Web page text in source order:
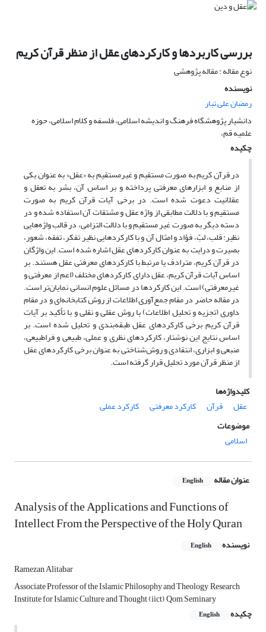
بررسی کاربردها و کارکردهای عقل از منظر قرآن کریم
نوع مقاله : مقاله پژوهشی
نویسنده
رمضان علی تبار
دانشیار پژوهشگاه فرهنگ و اندیشه اسلامی، فلسفه و کلام اسلامی، حوزه
علمیه قم،
چکیده
در قرآن کریم به صورت مستقیم و غیرمستقیم به «عقل» به عنوان یکی
از منابع و ابزارهای معرفتی پرداخته و بر اساس آن، بشر به تعقل و
عقلانیت دعوت شده است. در برخی آیات قرآن کریم به صورت
مستقیم و با دلالت مطابقی از واژه عقل و مشتقات آن استفاده شده و در
دسته دیگر به صورت غیر مستقیم و با دلالت التزامی، در قالب واژه‌هایی
نظیر: قلب، لبّ، فؤاد و امثال آن و با کارکردهایی نظیر تفکر، تفقه، شعور،
بصیرت و درایت به عنوان کارکردهای عقل اشاره شده است. این واژگان
در قرآن کریم، مترادف یا مرتبط با کارکردهای معرفتی عقل هستند. بر
اساس آیات قرآن کریم، عقل دارای کارکردهای مختلف (اعم از معرفتی و
غیرمعرفتی) است. این کارکردها در مسائل علوم انسانی نمایان‌تر است.
در مقاله حاضر در مقام جمع‌آوری اطلاعات از روش کتابخانه‌ای و در مقام
داوری (تجزیه و تحلیل اطلاعات) با روش عقلی و نقلی و با تأکید بر آیات
قرآن کریم برخی کارکردهای عقل طبقه‌بندی و تحلیل شده­ است. بر
اساس نتایج این نوشتار، کارکردهای نظری و عملی، طبیعی و فراطبیعی،
منبعی و ابزاری، انتقادی و روش‌شناختی به عنوان برخی کارکردهای عقل
از منظر قرآن مورد تحلیل قرار گرفته است.
کلیدواژه‌ها
عقل
قرآن کارکرد معرفتی
کارکرد عملی
موضوعات
اسلامی
عنوان مقاله English
Analysis of the Applications and Functions of
Intellect From the Perspective of the Holy Quran
نویسنده English
Ramezan Alitabar
Associate Professor of the Islamic Philosophy and Theology, Research
Institute for Islamic Culture and Thought (iict), Qom Seminary
چکیده
English